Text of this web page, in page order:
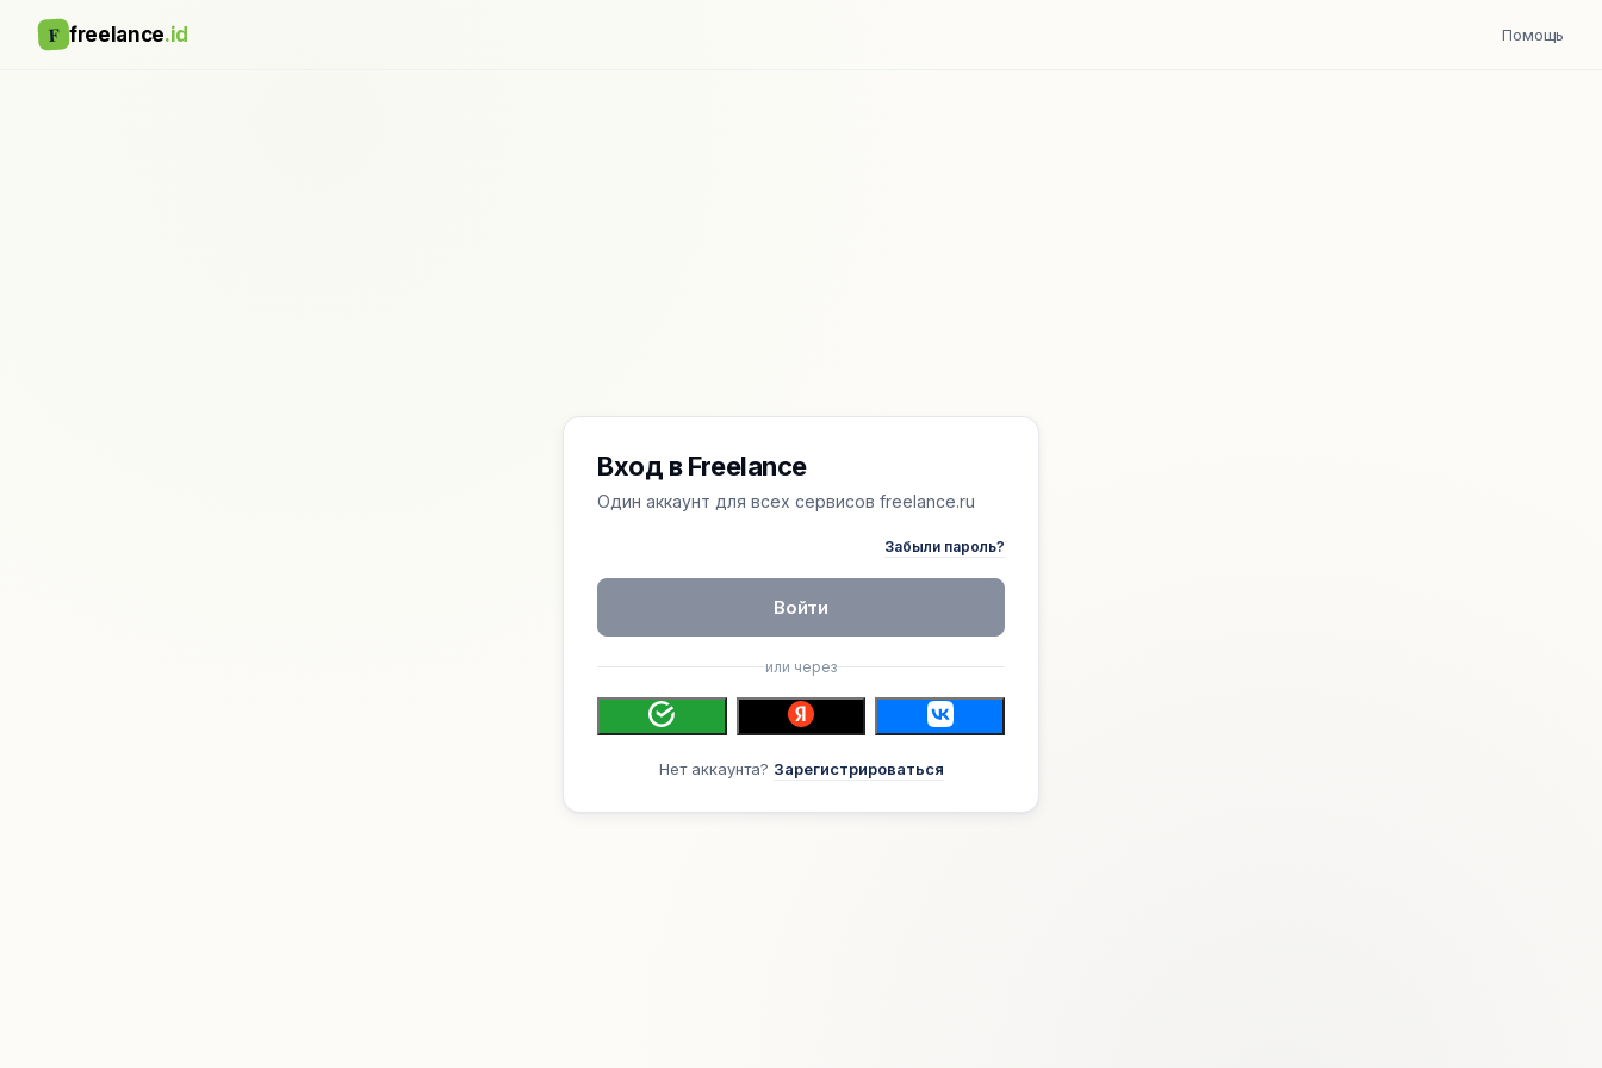
F freelance.id Помощь
Вход в Freelance
Один аккаунт для всех сервисов freelance.ru
Забыли пароль?
Войти
или через
Нет аккаунта? Зарегистрироваться